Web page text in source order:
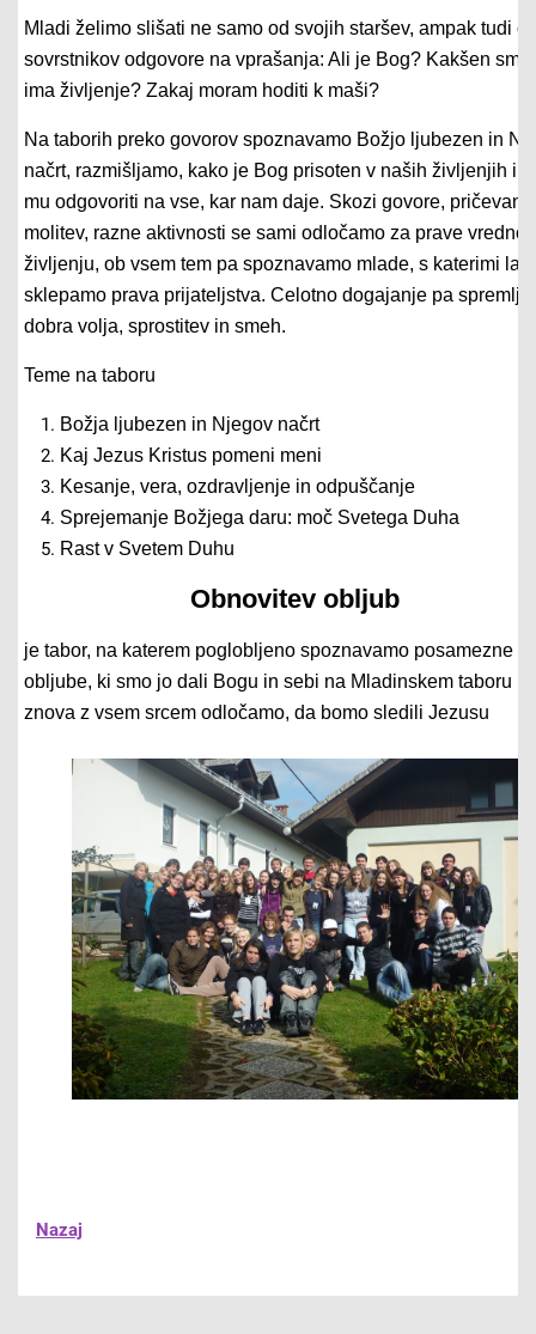
Mladi želimo slišati ne samo od svojih staršev, ampak tudi
sovrstnikov odgovore na vprašanja: Ali je Bog? Kakšen
ima življenje? Zakaj moram hoditi k maši?
Na taborih preko govorov spoznavamo Božjo ljubezen in
načrt, razmišljamo, kako je Bog prisoten v naših življenjih in
mu odgovoriti na vse, kar nam daje. Skozi govore,
molitev, razne aktivnosti se sami odločamo za prave
življenju, ob vsem tem pa spoznavamo mlade, s katerimi
sklepamo prava prijateljstva. Celotno dogajanje pa
dobra volja, sprostitev in smeh.
Teme na taboru
Božja ljubezen in Njegov načrt
Kaj Jezus Kristus pomeni meni
Kesanje, vera, ozdravljenje in odpuščanje
Sprejemanje Božjega daru: moč Svetega Duha
Rast v Svetem Duhu
Obnovitev obljub
je tabor, na katerem poglobljeno spoznavamo posamezne
obljube, ki smo jo dali Bogu in sebi na Mladinskem taboru in
znova z vsem srcem odločamo, da bomo sledili Jezusu
Nazaj